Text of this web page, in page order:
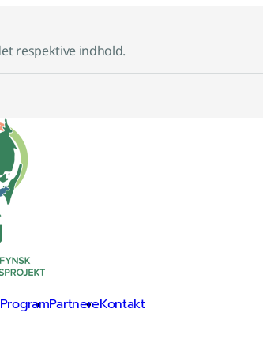
respektive indhold.
PartnereKontakt